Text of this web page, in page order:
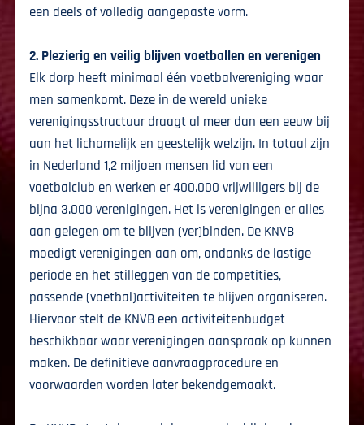
een deels of volledig aangepaste vorm.
2. Plezierig en veilig blijven voetballen en verenigen
Elk dorp heeft minimaal één voetbalvereniging waar
men samenkomt. Deze in de wereld unieke
verenigingsstructuur draagt al meer dan een eeuw bij
aan het lichamelijk en geestelijk welzijn. In totaal zijn
in Nederland 1,2 miljoen mensen lid van een
voetbalclub en werken er 400.000 vrijwilligers bij de
bijna 3.000 verenigingen. Het is verenigingen er alles
aan gelegen om te blijven (ver)binden. De KNVB
moedigt verenigingen aan om, ondanks de lastige
periode en het stilleggen van de competities,
passende (voetbal)activiteiten te blijven organiseren.
Hiervoor stelt de KNVB een activiteitenbudget
beschikbaar waar verenigingen aanspraak op kunnen
maken. De definitieve aanvraagprocedure en
voorwaarden worden later bekendgemaakt.